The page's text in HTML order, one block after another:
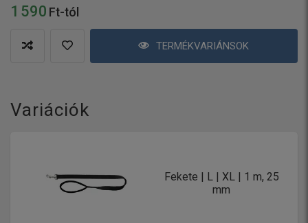
1 590 Ft-tól
TERMÉKVARIÁNSOK
Variációk
Fekete | L | XL | 1 m, 25
mm